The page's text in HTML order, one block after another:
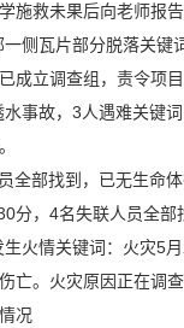
施救未果后向老师报
侧瓦片部分脱落关
成立调查组，责令项
事故，3人遇难关键
全部找到，已无生命
分，4名失联人员全部
火情关键词：火灾5
亡。火灾原因正在调
况